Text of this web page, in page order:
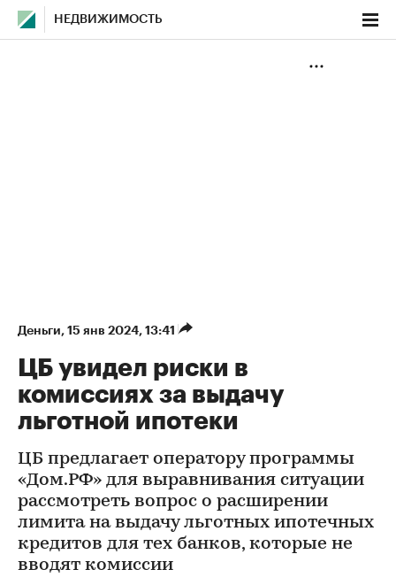
НЕДВИЖИМОСТЬ
Деньги⁠, 15 янв 2024, 13:41
ЦБ увидел риски в
комиссиях за выдачу
льготной ипотеки
ЦБ предлагает оператору программы
«Дом.РФ» для выравнивания ситуации
рассмотреть вопрос о расширении
лимита на выдачу льготных ипотечных
кредитов для тех банков, которые не
вводят комиссии